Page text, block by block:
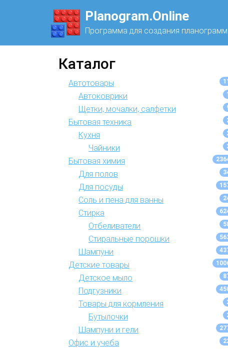
Planogram.Online
Программа для создания планограмм
Каталог
Автотовары 11
Автоковрики 1
Щетки, мочалки, салфетки
Бытовая техника
Кухня
Чайники
Бытовая химия
Для полов
Для посуды
Соль и пена для ванны
Стирка
Отбеливатели
Стиральные порошки
Шампуни
Детские товары
Детское мыло
Подгузники
Товары для кормления
Бутылочки
Шампуни и гели
Офис и учеба